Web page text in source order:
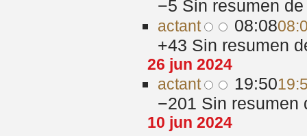
−5 Sin resumen
actant 08:08
+43 Sin resumen
26 jun 2024
actant 19:50
−201 Sin resumen
10 jun 2024